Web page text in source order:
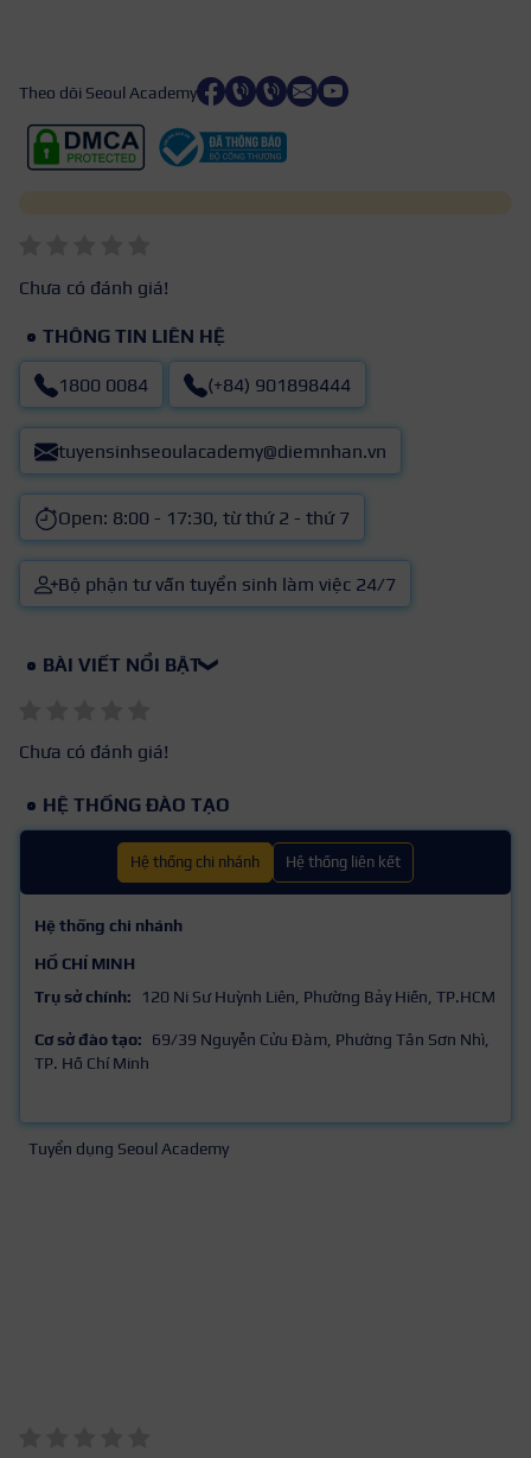
Theo dõi Seoul Academy
Chưa có đánh giá!
THÔNG TIN LIÊN HỆ
1800 0084 (+84) 901898444
tuyensinhseoulacademy@diemnhan.vn
Open: 8:00 - 17:30, từ thứ 2 - thứ 7
Bộ phận tư vấn tuyển sinh làm việc 24/7
BÀI VIẾT NỔI BẬT❯
Chưa có đánh giá!
HỆ THỐNG ĐÀO TẠO
Hệ thống chi nhánh Hệ thống liên kết
Hệ thống chi nhánh
HỒ CHÍ MINH
Trụ sở chính:
120 Ni Sư Huỳnh Liên, Phường Bảy Hiền, TP.HCM
Cơ sở đào tạo:
69/39 Nguyễn Cửu Đàm, Phường Tân Sơn Nhì,
TP. Hồ Chí Minh
Tuyển dụng Seoul Academy